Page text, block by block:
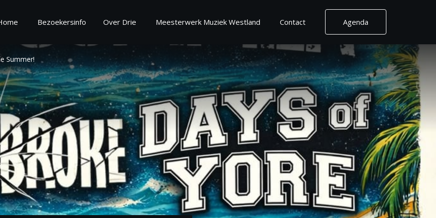
Bezoekersinfo
vragen
Over
Over Drie
Vrijwilliger worden
Zaalinformatie
Missie en Visie 2025 - 2030
Contact
Contactgegevens
Routebeschrijving
Vrienden van
Over Drie Meesterwerk Muziek Westland Contact Agenda
Summer!